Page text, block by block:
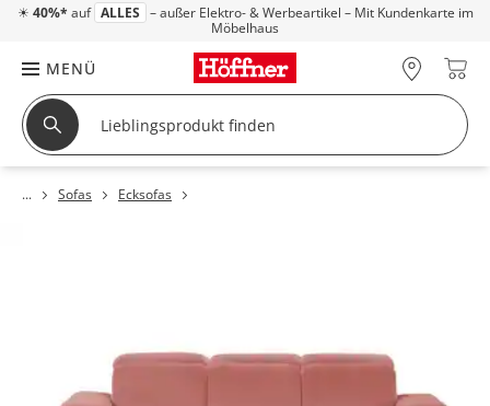
☀ 40%* auf ALLES – außer Elektro- & Werbeartikel – Mit Kundenkarte im
Möbelhaus
MENÜ
Sofas Ecksofas